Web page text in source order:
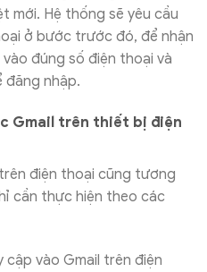
mới. Hệ thống sẽ yêu cầu
ở bước trước đó, để nhận
đúng số điện thoại và
đăng nhập.
Gmail trên thiết bị điện
điện thoại cũng tương
cần thực hiện theo các
vào Gmail trên điện